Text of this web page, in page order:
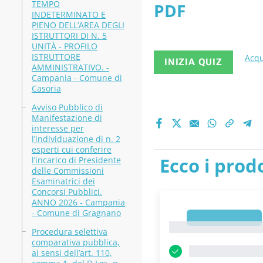
TEMPO
INDETERMINATO E
PIENO DELL’AREA DEGLI
ISTRUTTORI DI N. 5
UNITÀ - PROFILO
ISTRUTTORE
AMMINISTRATIVO. -
Campania - Comune di
Casoria
Avviso Pubblico di
Manifestazione di
interesse per
l’individuazione di n. 2
esperti cui conferire
l’incarico di Presidente
delle Commissioni
Esaminatrici dei
Concorsi Pubblici.
ANNO 2026 - Campania
- Comune di Gragnano
Procedura selettiva
comparativa pubblica,
ai sensi dell’art. 110,
classica
Musica
PDF
INIZIA QUIZ
Ecco i